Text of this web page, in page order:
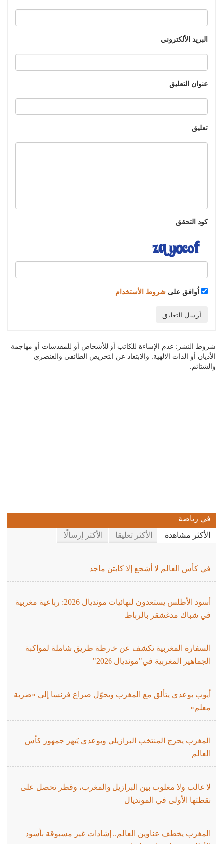
البريد الألكتروني
عنوان التعليق
تعليق
كود التحقق
اُوافق على شروط الأستخدام
أرسل التعليق
شروط النشر: عدم الإساءة للكاتب أو للأشخاص أو للمقدسات أو مهاجمة
الأديان أو الذات الالهية. والابتعاد عن التحريض الطائفي والعنصري
والشتائم.
في رياضة
الأكثر مشاهدة الأكثر تعليقا الأكثر إرسالًا
في كأس العالم لا أشجع إلا كابتن ماجد
أسود الأطلس يستعدون لنهائيات مونديال 2026: رباعية مغربية
في شباك مدغشقر بالرباط
السفارة المغربية تكشف عن خارطة طريق شاملة لمواكبة
الجماهير المغربية في"مونديال 2026"
أيوب بوعدي يتألق مع المغرب ويحوّل صراع فرنسا إلى «ضربة
معلم»
المغرب يحرج المنتخب البرازيلي وبوعدي يُبهر جمهور كأس
العالم
لا غالب ولا مغلوب بين البرازيل والمغرب، وقطر تحصل على
نقطتها الأولى في المونديال
المغرب يخطف عناوين العالم.. إشادات غير مسبوقة بأسود